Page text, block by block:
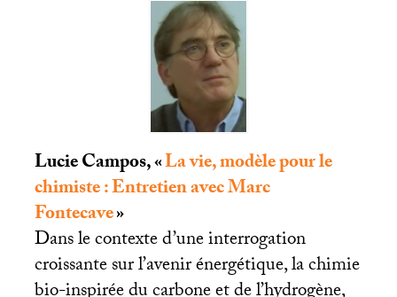
Lucie Campos, «La vie, modèle pour le
chimiste : Entretien avec Marc
Fontecave»
Dans le contexte d’une interrogation
croissante sur l’avenir énergétique, la chimie